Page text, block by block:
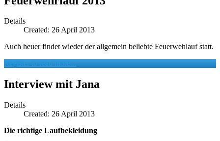
Details
Created: 26 April 2013
Auch heuer findet wieder der allgemein beliebte Feuerwehlauf statt.
Register to read more...
Interview mit Jana
Details
Created: 26 April 2013
Die richtige Laufbekleidung